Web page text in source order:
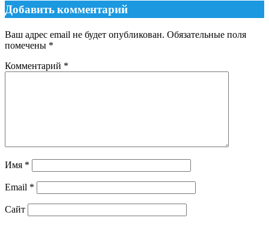
Добавить комментарий
Ваш адрес email не будет опубликован. Обязательные поля
помечены *
Комментарий *
Имя *
Email *
Сайт